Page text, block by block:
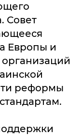
Совет
Европы и
реформы